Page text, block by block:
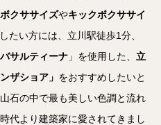
ボクササイズやキックボクササイ
たい方には、立川駅徒歩1分、
バサルティーナ 」を使用した、 立
ザショア」 をおすすめしたいと
石の中で最も美しい色調と流れ
代より建築家に愛されてきまし